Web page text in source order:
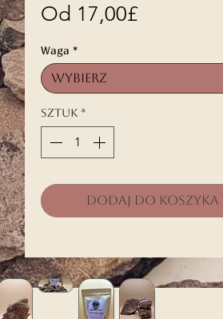
Od 17,00£Cena
Waga *
Wybierz
Sztuk *
Dodaj do koszyka